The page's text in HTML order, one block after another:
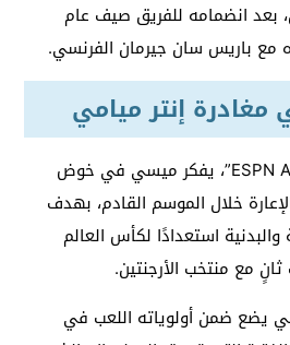
بعد انضمامه للفريق صيف عام
إنتر ميامي
وبحسب شبكة “ESPN Argentina”، يفكر ميسي في خوض
خلال الموسم القادم، بهدف
استعدادًا لكأس العالم
يضع ضمن أولوياته اللعب في